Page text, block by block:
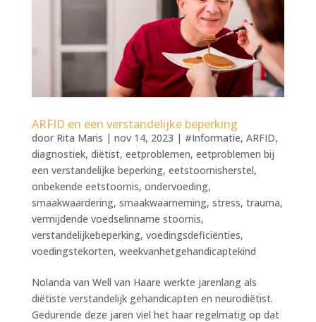
ARFID en een verstandelijke beperking
door Rita Maris | nov 14, 2023 | #Informatie, ARFID,
diagnostiek, diëtist, eetproblemen, eetproblemen bij
een verstandelijke beperking, eetstoornisherstel,
onbekende eetstoornis, ondervoeding,
smaakwaardering, smaakwaarneming, stress, trauma,
vermijdende voedselinname stoornis,
verstandelijkebeperking, voedingsdeficiënties,
voedingstekorten, weekvanhetgehandicaptekind
Nolanda van Well van Haare werkte jarenlang als
diëtiste verstandelijk gehandicapten en neurodiëtist.
Gedurende deze jaren viel het haar regelmatig op dat